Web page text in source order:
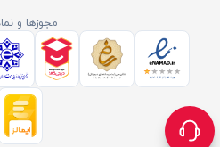
مجوزها و